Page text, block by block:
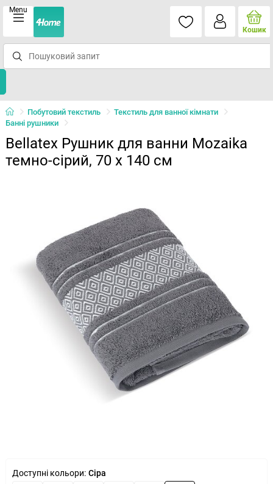
Menu
Кошик
Побутовий текстиль
Текстиль для ванної кімнати
Банні рушники
Bellatex Рушник для ванни Mozaika
темно-сірий, 70 x 140 см
Доступні кольори: Сіра